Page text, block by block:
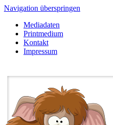
Navigation überspringen
Mediadaten
Printmedium
Kontakt
Impressum